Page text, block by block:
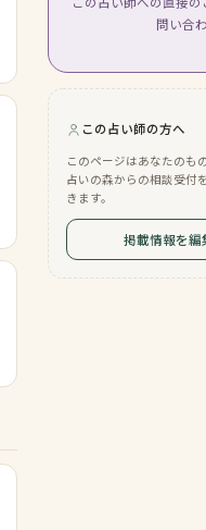
問い合
この占い師の方へ
このページはあなたのも
占いの森からの相談受付
きます。
掲載情報を編